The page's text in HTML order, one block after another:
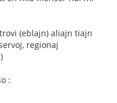
(eblajn) aliajn tiajn
regionaj
: